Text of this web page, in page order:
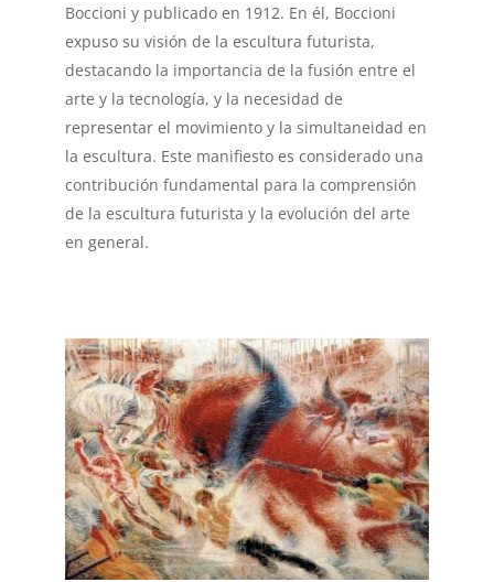
Boccioni y publicado en 1912. En él, Boccioni
expuso su visión de la escultura futurista,
destacando la importancia de la fusión entre el
arte y la tecnología, y la necesidad de
representar el movimiento y la simultaneidad en
la escultura. Este manifiesto es considerado una
contribución fundamental para la comprensión
de la escultura futurista y la evolución del arte
en general.